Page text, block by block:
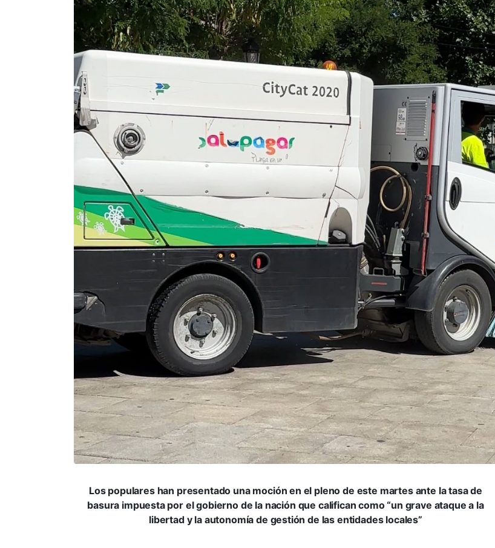
Los populares han presentado una moción en el pleno de este martes ante la tasa de
basura impuesta por el gobierno de la nación que califican como “un grave ataque a la
libertad y la autonomía de gestión de las entidades locales”